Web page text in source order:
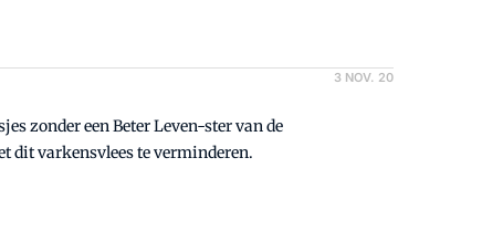
3 NOV. 20
zonder een Beter Leven-ster van de
dit varkensvlees te verminderen.